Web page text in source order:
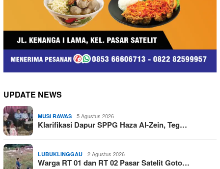
UPDATE NEWS
MUSI RAWAS 5 Agustus 2026
Klarifikasi Dapur SPPG Haza Al-Zein, Teg…
LUBUKLINGGAU 2 Agustus 2026
Warga RT 01 dan RT 02 Pasar Satelit Goto…